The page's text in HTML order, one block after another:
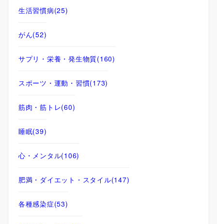
生活習慣病(25)
がん(52)
サプリ・栄養・発生物質(160)
スポーツ・運動・習慣(173)
筋肉・筋トレ(60)
睡眠(39)
心・メンタル(106)
肥満・ダイエット・スタイル(147)
各種感染症(53)